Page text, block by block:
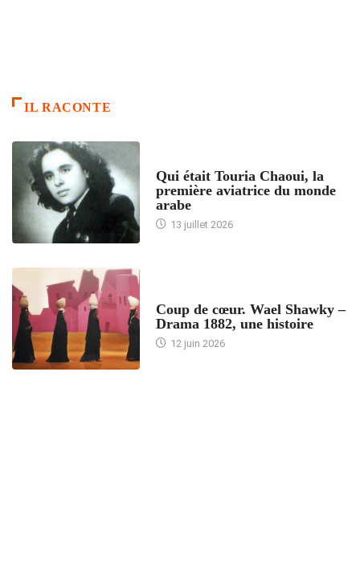
IL RACONTE
Qui était Touria Chaoui, la
première aviatrice du monde
arabe
13 juillet 2026
Coup de cœur. Wael Shawky –
Drama 1882, une histoire
12 juin 2026